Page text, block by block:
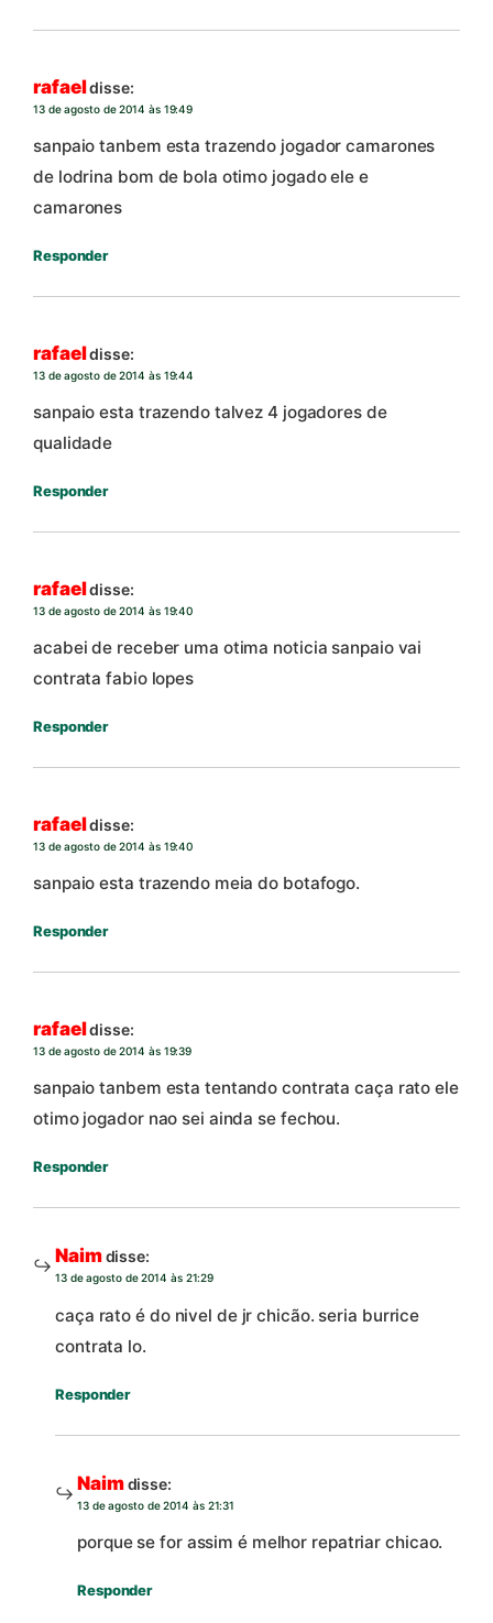
rafaeldisse:
13 de agosto de 2014 às 19:49
sanpaio tanbem esta trazendo jogador camarones
de lodrina bom de bola otimo jogado ele e
camarones
Responder
rafaeldisse:
13 de agosto de 2014 às 19:44
sanpaio esta trazendo talvez 4 jogadores de
qualidade
Responder
rafaeldisse:
13 de agosto de 2014 às 19:40
acabei de receber uma otima noticia sanpaio vai
contrata fabio lopes
Responder
rafaeldisse:
13 de agosto de 2014 às 19:40
sanpaio esta trazendo meia do botafogo.
Responder
rafaeldisse:
13 de agosto de 2014 às 19:39
sanpaio tanbem esta tentando contrata caça rato ele
otimo jogador nao sei ainda se fechou.
Responder
Naimdisse:
13 de agosto de 2014 às 21:29
caça rato é do nivel de jr chicão. seria burrice
contrata lo.
Responder
Naimdisse:
13 de agosto de 2014 às 21:31
porque se for assim é melhor repatriar chicao.
Responder